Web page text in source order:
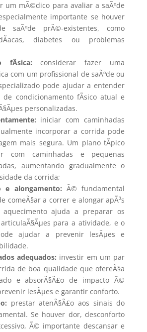
um mÃ©dico para avaliar a saÃºde
importante se houver
saÃºde prÃ©-existentes, como
diabetes ou problemas
fÃ­sica: considerar fazer uma
com um profissional de saÃºde ou
pode ajudar a entender
condicionamento fÃ­sico atual e
personalizadas.
iniciar com caminhadas
incorporar a corrida pode
mais segura. Um plano tÃ­pico
com caminhadas e pequenas
aumentando gradualmente o
da corrida;
e alongamento: Ã© fundamental
comeÃ§ar a correr e alongar apÃ³s
aquecimento ajuda a preparar os
articulaÃ§Ãµes para a atividade, e o
ajudar a prevenir lesÃµes e
adequados: investir em um par
de boa qualidade que ofereÃ§a
e absorÃ§Ã£o de impacto Ã©
lesÃµes e garantir conforto.
prestar atenÃ§Ã£o aos sinais do
Se houver dor, desconforto
Ã© importante descansar e